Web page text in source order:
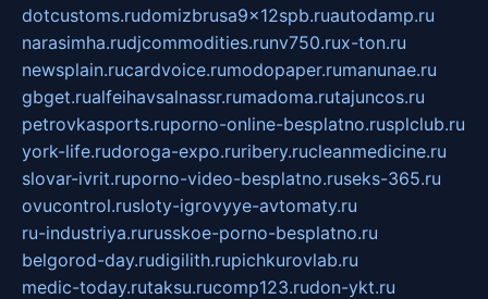
dotcustoms.rudomizbrusa9x12spb.ruautodamp.ru
narasimha.rudjcommodities.runv750.rux-ton.ru
newsplain.rucardvoice.rumodopaper.rumanunae.ru
gbget.rualfeihavsalnassr.rumadoma.rutajuncos.ru
petrovkasports.ruporno-online-besplatno.rusplclub.ru
york-life.rudoroga-expo.ruribery.rucleanmedicine.ru
slovar-ivrit.ruporno-video-besplatno.ruseks-365.ru
ovucontrol.rusloty-igrovyye-avtomaty.ru
ru-industriya.rurusskoe-porno-besplatno.ru
belgorod-day.rudigilith.rupichkurovlab.ru
medic-today.rutaksu.rucomp123.rudon-ykt.ru